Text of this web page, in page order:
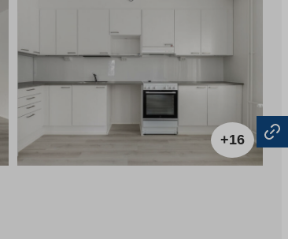
+16